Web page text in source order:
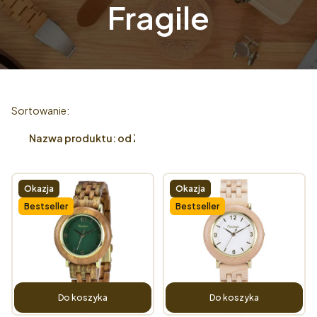
Fragile
Lista produktów
Sortowanie:
Nazwa produktu: od Z do A
Okazja
Bestseller
Do koszyka
Okazja
Bestseller
Do koszyka